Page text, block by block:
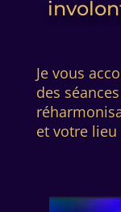
Je vous
des
et votre lieu